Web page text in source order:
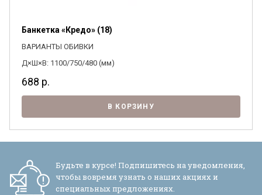
Банкетка «Кредо» (18)
ВАРИАНТЫ ОБИВКИ
Д×Ш×В: 1100/750/480 (мм)
688 р.
В КОРЗИНУ
Будьте в курсе! Подпишитесь на уведомления,
чтобы вовремя узнать о наших акциях и
специальных предложениях.